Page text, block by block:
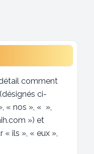
comment
ci-
« nos », « »,
») et
ils », « eux »,